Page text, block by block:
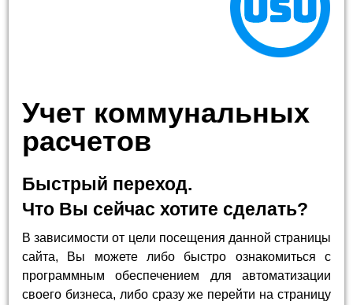
Учет коммунальных
расчетов
Быстрый переход.
Что Вы сейчас хотите сделать?
В зависимости от цели посещения данной страницы
сайта, Вы можете либо быстро ознакомиться с
программным обеспечением для автоматизации
своего бизнеса, либо сразу же перейти на страницу